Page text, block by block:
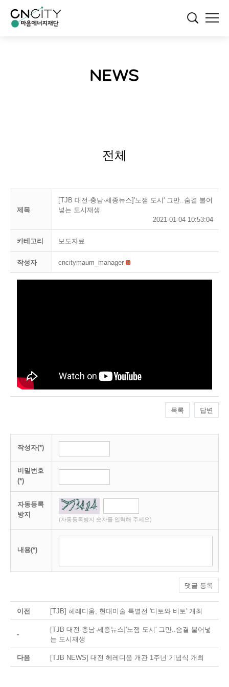
NEWS
전체
제목
[TJB 대전·충남·세종뉴스]'노잼 도시' 그만..숨결 불어
넣는 도시재생
2021-01-04 10:53:04
카테고리 보도자료
작성자 cncitymaum_manager
목록 답변
작성자(*)
비밀번호
(*)
자동등록
방지
(자동등록방지 숫자를 입력해 주세요)
내용(*)
댓글 등록
이전 [TJB] 헤레디움, 현대미술 특별전 '디토와 비토' 개최
-
[TJB 대전·충남·세종뉴스]'노잼 도시' 그만..숨결 불어넣
는 도시재생
다음 [TJB NEWS] 대전 헤레디움 개관 1주년 기념식 개최